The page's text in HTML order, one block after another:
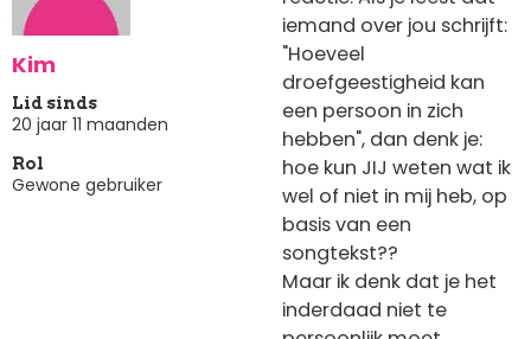
Kim
Lid sinds
20 jaar 11 maanden
Rol
Gewone gebruiker
iemand over jou schrijft:
"Hoeveel
droefgeestigheid kan
een persoon in zich
hebben", dan denk je:
hoe kun JIJ weten wat ik
wel of niet in mij heb, op
basis van een
songtekst??
Maar ik denk dat je het
inderdaad niet te